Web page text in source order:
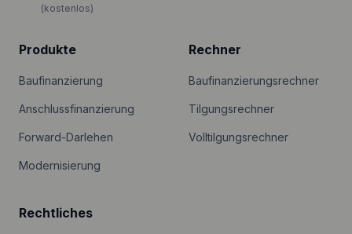
(kostenlos)
Produkte
Baufinanzierung
Anschlussfinanzierung
Forward-Darlehen
Modernisierung
Rechner
Baufinanzierungsrechner
Tilgungsrechner
Volltilgungsrechner
Rechtliches